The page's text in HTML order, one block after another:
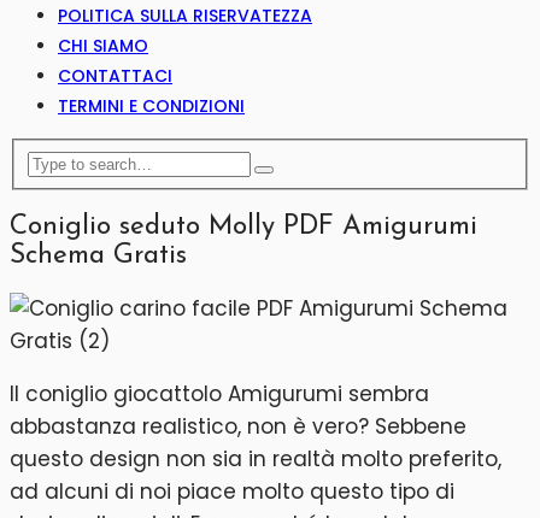
POLITICA SULLA RISERVATEZZA
CHI SIAMO
CONTATTACI
TERMINI E CONDIZIONI
Coniglio seduto Molly PDF Amigurumi
Schema Gratis
Il coniglio giocattolo Amigurumi sembra
abbastanza realistico, non è vero? Sebbene
questo design non sia in realtà molto preferito,
ad alcuni di noi piace molto questo tipo di